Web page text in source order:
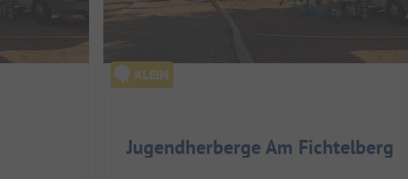
Jugendherberge Am Fichtelberg